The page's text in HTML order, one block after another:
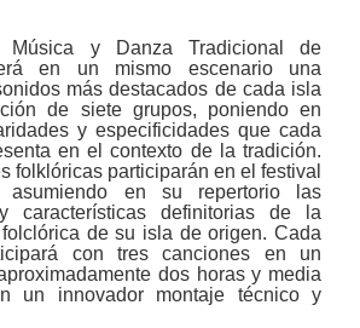
y Danza Tradicional de
en un mismo escenario una
más destacados de cada isla
de siete grupos, poniendo en
y especificidades que cada
en el contexto de la tradición.
folklóricas participarán en el festival
asumiendo en su repertorio las
características definitorias de la
de su isla de origen. Cada
con tres canciones en un
dos horas y media
un innovador montaje técnico y